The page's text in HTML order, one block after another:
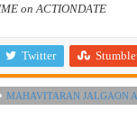
on ACTIONDATE
Twitter
MAHAVITARAN JALGAON